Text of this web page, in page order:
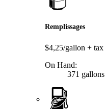
Remplissages
$4,25/gallon + tax
On Hand:
371 gallons